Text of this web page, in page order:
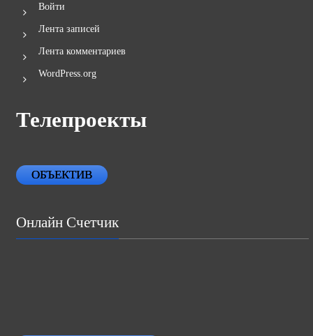
Войти
Лента записей
Лента комментариев
WordPress.org
Телепроекты
ОБЪЕКТИВ
Онлайн Счетчик